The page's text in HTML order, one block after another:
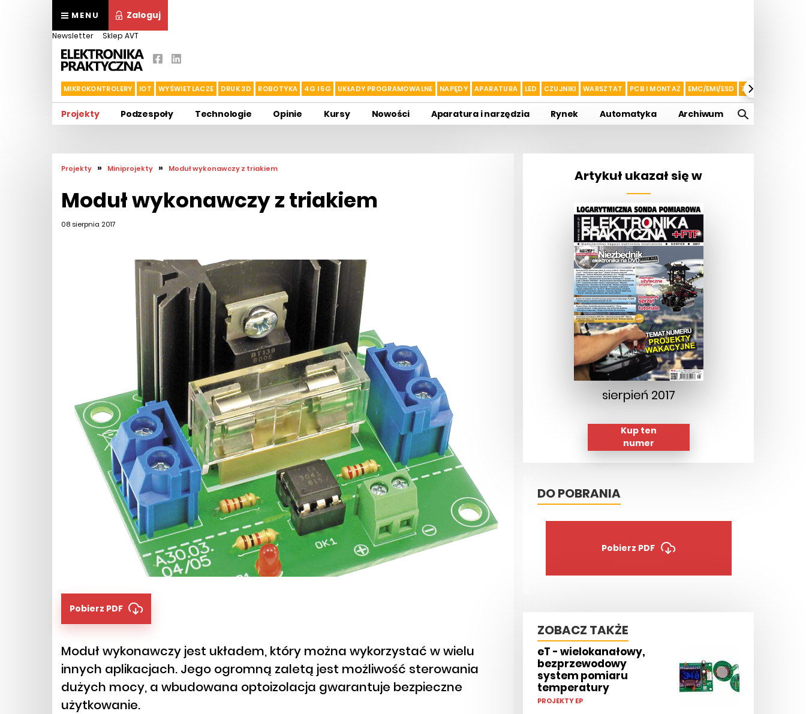
MENU Zaloguj
Newsletter Sklep AVT
MIKROKONTROLERY IOT WYŚWIETLACZE DRUK 3D ROBOTYKA 4G I 5G UKŁADY PROGRAMOWALNE NAPĘDY APARATURA LED CZUJNIKI WARSZTAT PCB I MONTAŻ EMC/EMI/ESD ZASILANIE I
Projekty Podzespoły Technologie Opinie Kursy Nowości Aparatura i narzędzia Rynek Automatyka Archiwum
Projekty » Miniprojekty » Moduł wykonawczy z triakiem
Moduł wykonawczy z triakiem
08 sierpnia 2017
Pobierz PDF
Moduł wykonawczy jest układem, który można wykorzystać w wielu
innych aplikacjach. Jego ogromną zaletą jest możliwość sterowania
dużych mocy, a wbudowana optoizolacja gwarantuje bezpieczne
użytkowanie.
Artykuł ukazał się w
sierpień 2017
Kup ten
numer
DO POBRANIA
Pobierz PDF
ZOBACZ TAKŻE
eT - wielokanałowy,
bezprzewodowy
system pomiaru
temperatury
PROJEKTY EP